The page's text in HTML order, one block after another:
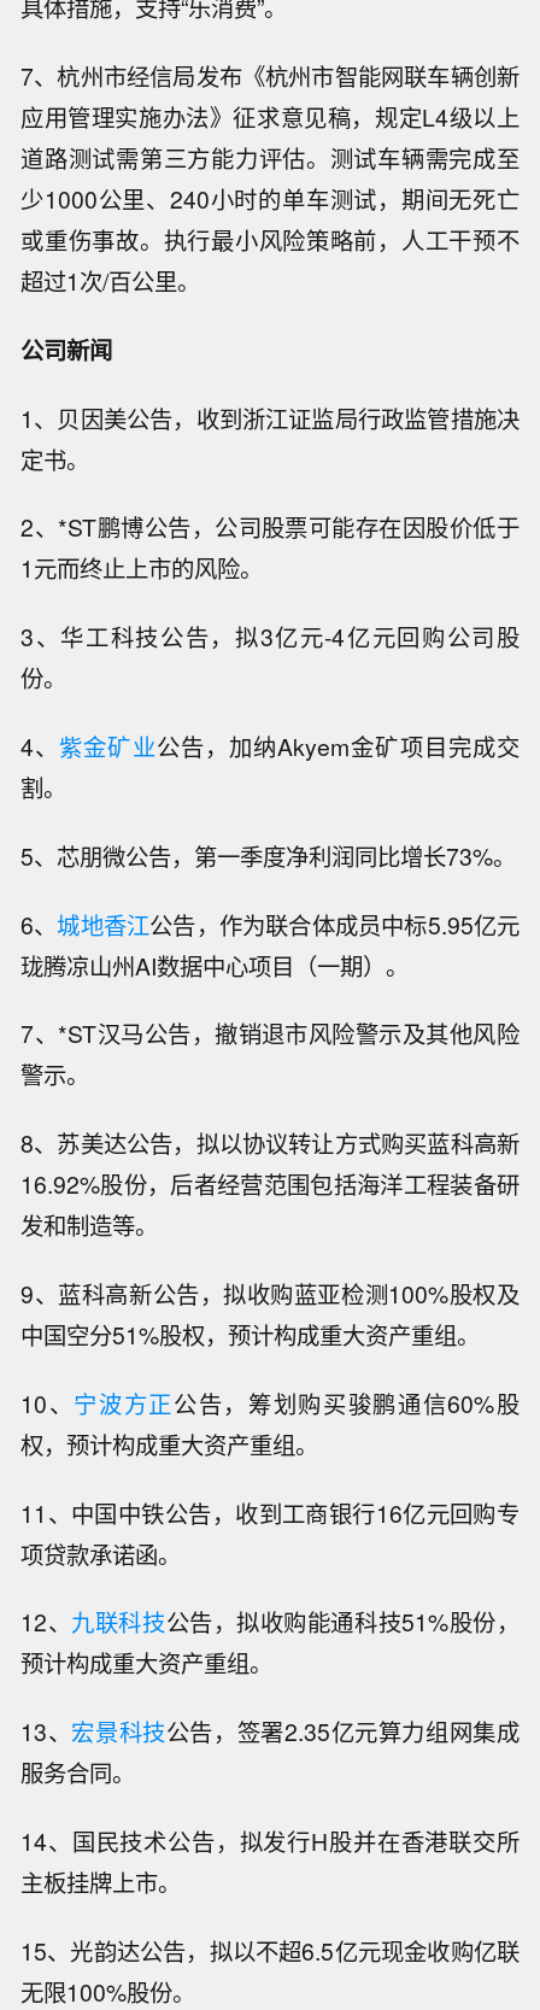
具体措施，支持“乐消费”。
7、杭州市经信局发布《杭州市智能网联车辆创新
应用管理实施办法》征求意见稿，规定L4级以上
道路测试需第三方能力评估。测试车辆需完成至
少1000公里、240小时的单车测试，期间无死亡
或重伤事故。执行最小风险策略前，人工干预不
超过1次/百公里。
公司新闻
1、贝因美公告，收到浙江证监局行政监管措施决
定书。
2、*ST鹏博公告，公司股票可能存在因股价低于
1元而终止上市的风险。
3、华工科技公告，拟3亿元-4亿元回购公司股
份。
4、紫金矿业公告，加纳Akyem金矿项目完成交
割。
5、芯朋微公告，第一季度净利润同比增长73%。
6、 城地香江公告，作为联合体成员中标5.95亿元
珑腾凉山州AI数据中心项目（一期）。
7、*ST汉马公告，撤销退市风险警示及其他风险
警示。
8、苏美达公告，拟以协议转让方式购买蓝科高新
16.92%股份，后者经营范围包括海洋工程装备研
发和制造等。
9、蓝科高新公告，拟收购蓝亚检测100%股权及
中国空分51%股权，预计构成重大资产重组。
10、 宁波方正公告，筹划购买骏鹏通信60%股
权，预计构成重大资产重组。
11、中国中铁公告，收到工商银行16亿元回购专
项贷款承诺函。
12、 九联科技公告，拟收购能通科技51%股份，
预计构成重大资产重组。
13、 宏景科技公告，签署2.35亿元算力组网集成
服务合同。
14、国民技术公告，拟发行H股并在香港联交所
主板挂牌上市。
15、光韵达公告，拟以不超6.5亿元现金收购亿联
无限100%股份。